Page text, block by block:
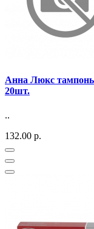
Анна Люкс
20шт.
..
132.00 р.